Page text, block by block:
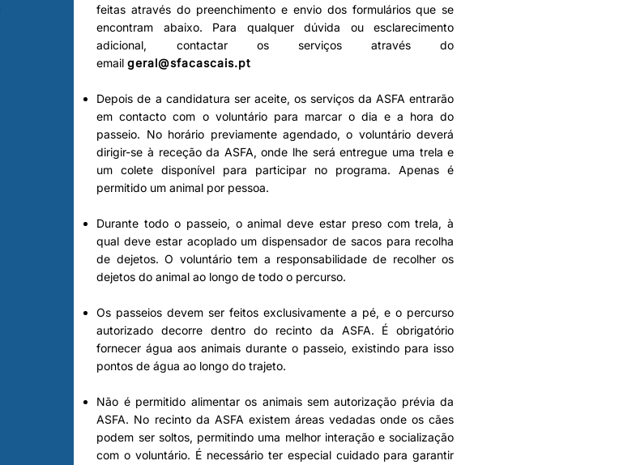
feitas através do preenchimento e envio dos formulários que se
encontram abaixo. Para qualquer dúvida ou esclarecimento
adicional, contactar os serviços através do
emailgeral@sfacascais.pt
Depois de a candidatura ser aceite, os serviços da ASFA entrarão
em contacto com o voluntário para marcar o dia e a hora do
passeio. No horário previamente agendado, o voluntário deverá
dirigir-se à receção da ASFA, onde lhe será entregue uma trela e
um colete disponível para participar no programa. Apenas é
permitido um animal por pessoa.
Durante todo o passeio, o animal deve estar preso com trela, à
qual deve estar acoplado um dispensador de sacos para recolha
de dejetos. O voluntário tem a responsabilidade de recolher os
dejetos do animal ao longo de todo o percurso.
Os passeios devem ser feitos exclusivamente a pé, e o percurso
autorizado decorre dentro do recinto da ASFA. É obrigatório
fornecer água aos animais durante o passeio, existindo para isso
pontos de água ao longo do trajeto.
Não é permitido alimentar os animais sem autorização prévia da
ASFA. No recinto da ASFA existem áreas vedadas onde os cães
podem ser soltos, permitindo uma melhor interação e socialização
com o voluntário. É necessário ter especial cuidado para garantir